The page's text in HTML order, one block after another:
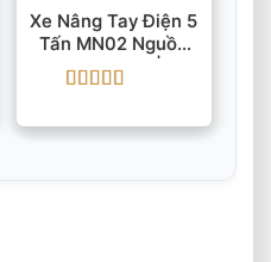
Xe Nâng Tay Điện 5
Tấn MN02 Nguồn
48V/53Ah |
48V/65Ah
hạng55 sao